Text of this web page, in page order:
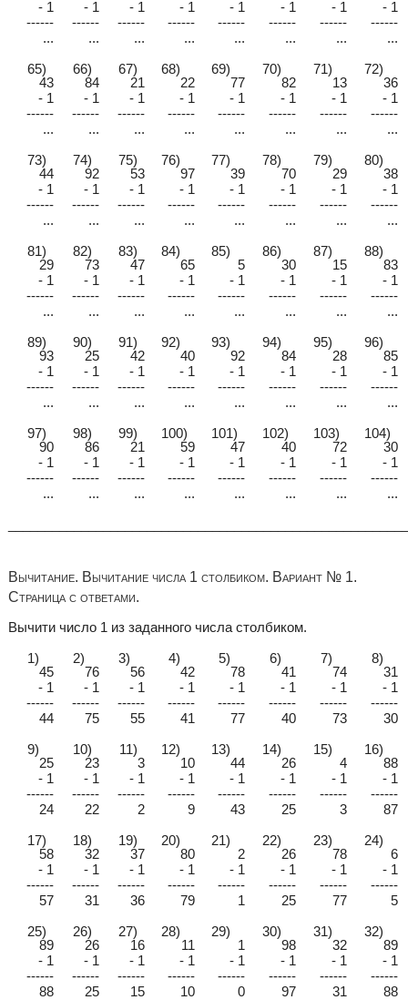
- 1 - 1 - 1 - 1 - 1 - 1 - 1
- 1
------
------ ------ ------ ------ ------ ------
------
...
... ... ... ... ... ...
...
65)
43
66)
84
67)
21
68)
22
69)
77
70)
82
71)
13
72)
36
- 1
- 1 - 1 - 1 - 1 - 1 - 1
- 1
------
------ ------ ------ ------ ------ ------
------
...
... ... ... ... ... ...
...
73)
44
74)
92
75)
53
76)
97
77)
39
78)
70
79)
29
80)
38
- 1
- 1 - 1 - 1 - 1 - 1 - 1
- 1
------
------ ------ ------ ------ ------ ------
------
...
... ... ... ... ... ...
...
81)
29
82)
73
83)
47
84)
65
85)
5
86)
30
87)
15
88)
83
- 1
- 1 - 1 - 1 - 1 - 1 - 1
- 1
------
------ ------ ------ ------ ------ ------
------
...
... ... ... ... ... ...
...
89)
93
90)
25
91)
42
92)
40
93)
92
94)
84
95)
28
96)
85
- 1
- 1 - 1 - 1 - 1 - 1 - 1
- 1
------
------ ------ ------ ------ ------ ------
------
...
... ... ... ... ... ...
...
97)
90
98)
86
99)
21
100)
59
101)
47
102)
40
103)
72
104)
30
- 1
- 1 - 1 - 1 - 1 - 1 - 1
- 1
------
------ ------ ------ ------ ------ ------
------
...
... ... ... ... ... ...
...
Вычитание. Вычитание числа 1 столбиком. Вариант № 1.
Страница с ответами.
Вычити число 1 из заданного числа столбиком.
1)
45
2)
76
3)
56
4)
42
5)
78
6)
41
7)
74
8)
31
- 1
- 1 - 1 - 1 - 1 - 1 - 1
- 1
------
------ ------ ------ ------ ------ ------
------
44
75 55 41 77 40 73
30
9)
25
10)
23
11)
3
12)
10
13)
44
14)
26
15)
4
16)
88
- 1
- 1 - 1 - 1 - 1 - 1 - 1
- 1
------
------ ------ ------ ------ ------ ------
------
24
22 2 9 43 25 3
87
17)
58
18)
32
19)
37
20)
80
21)
2
22)
26
23)
78
24)
6
- 1
- 1 - 1 - 1 - 1 - 1 - 1
- 1
------
------ ------ ------ ------ ------ ------
------
57
31 36 79 1 25 77
5
25)
89
26)
26
27)
16
28)
11
29)
1
30)
98
31)
32
32)
89
- 1
- 1 - 1 - 1 - 1 - 1 - 1
- 1
------
------ ------ ------ ------ ------ ------
------
88
25 15 10 0 97 31
88